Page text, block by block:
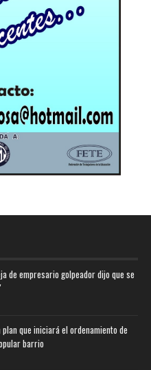
de empresario golpeador dijo que se
plan que iniciará el ordenamiento de
barrio